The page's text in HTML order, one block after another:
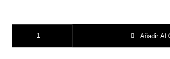
Añadir Al